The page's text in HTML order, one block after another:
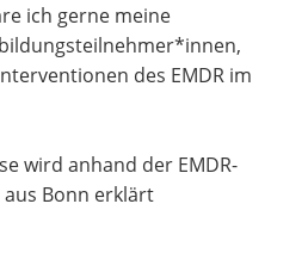
ich gerne meine
des EMDR im